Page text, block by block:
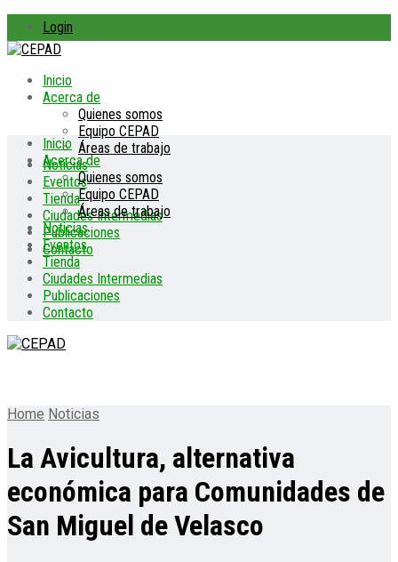
Login
Inicio
Acerca de
Quienes somos
Equipo CEPAD
Áreas de trabajo
Noticias
Eventos
Tienda
Ciudades Intermedias
Publicaciones
Contacto
Inicio
Acerca de
Quienes somos
Equipo CEPAD
Áreas de trabajo
Noticias
Eventos
Tienda
Ciudades Intermedias
Publicaciones
Contacto
Home Noticias
La Avicultura, alternativa
económica para Comunidades de
San Miguel de Velasco